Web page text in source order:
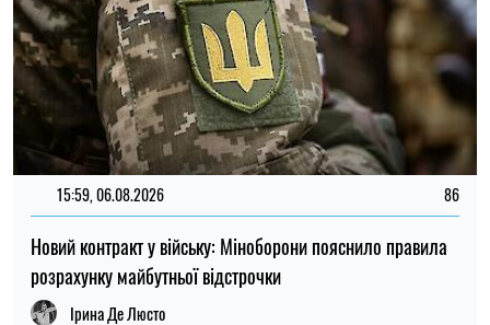
ОСТАННІ НОВИНИ
20:00
08.08.26
"Динамо" залишили одразу 11
футболістів
08.08.26
Окупанти завдали удару по Нікополю:
загорівся рейсовий автобус, загинув
водій
19:00
08.08.26
Для чого люди використовують
ChatGPT: OpenAI оприлюднила перші
глобальні дані про роботу ШІ